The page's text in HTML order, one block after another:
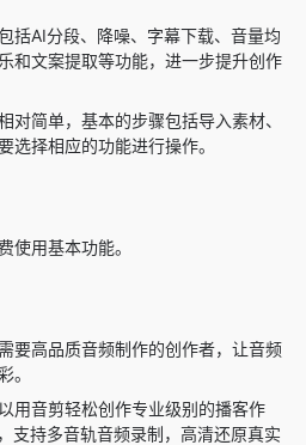
括AI分段、降噪、字幕下载、音量均
和文案提取等功能，进一步提升创作
对简单，基本的步骤包括导入素材、
选择相应的功能进行操作。
使用基本功能。
要高品质音频制作的创作者，让音频
。
用音剪轻松创作专业级别的播客作
支持多音轨音频录制，高清还原真实